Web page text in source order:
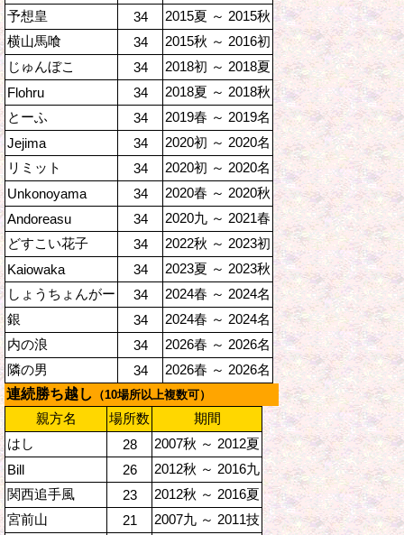
予想皇
34
2015夏 ～ 2015秋
横山馬喰
34
2015秋 ～ 2016初
じゅんぼこ
34
2018初 ～ 2018夏
Flohru
34
2018夏 ～ 2018秋
とーふ
34
2019春 ～ 2019名
Jejima
34
2020初 ～ 2020名
リミット
34
2020初 ～ 2020名
Unkonoyama
34
2020春 ～ 2020秋
Andoreasu
34
2020九 ～ 2021春
どすこい花子
34
2022秋 ～ 2023初
Kaiowaka
34
2023夏 ～ 2023秋
しょうちょんがー
34
2024春 ～ 2024名
銀
34
2024春 ～ 2024名
内の浪
34
2026春 ～ 2026名
隣の男
34
2026春 ～ 2026名
連続勝ち越し
（10場所以上複数可）
親方名 場所数
期間
はし
28
2007秋 ～ 2012夏
Bill
26
2012秋 ～ 2016九
関西追手風
23
2012秋 ～ 2016夏
宮前山
21
2007九 ～ 2011技